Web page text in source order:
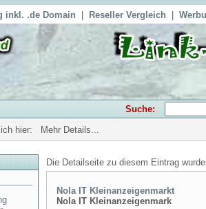
inkl. .de Domain Reseller Vergleich
Suche:
hier: Mehr Details...
Die Detailseite zu diesem Eintrag
Nola IT Kleinanzeigenmarkt
Nola IT Kleinanzeigenmark